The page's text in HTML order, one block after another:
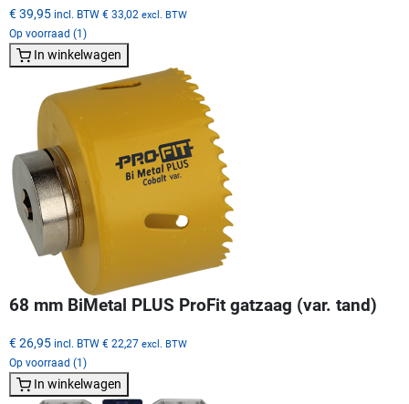
€ 39,95 incl. BTW € 33,02 excl. BTW
Op voorraad (1)
In winkelwagen
68 mm BiMetal PLUS ProFit gatzaag (var. tand)
€ 26,95 incl. BTW € 22,27 excl. BTW
Op voorraad (1)
In winkelwagen